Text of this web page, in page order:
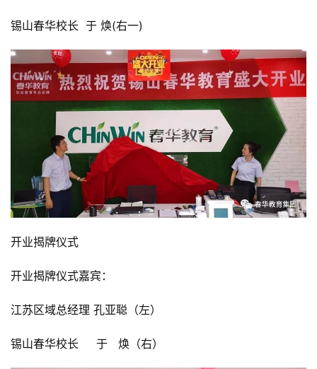
锡山春华校长  于 焕(右一)
开业揭牌仪式
开业揭牌仪式嘉宾：
江苏区域总经理 孔亚聪（左）
锡山春华校长     于   焕（右）